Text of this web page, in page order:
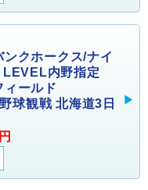
ンクホークス/ナイ
内野指定
ィールド
球観戦 北海道3日